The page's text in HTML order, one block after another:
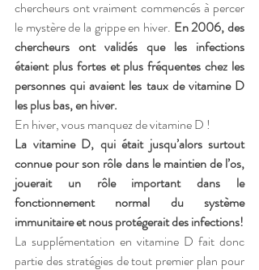
chercheurs ont vraiment commencés à percer
le mystère de la grippe en hiver. En 2006, des
chercheurs ont validés que les infections
étaient plus fortes et plus fréquentes chez les
personnes qui avaient les taux de vitamine D
les plus bas, en hiver.
En hiver, vous manquez de vitamine D !
La vitamine D, qui était jusqu’alors surtout
connue pour son rôle dans le maintien de l’os,
jouerait un rôle important dans le
fonctionnement normal du système
immunitaire et nous protégerait des infections!
La supplémentation en vitamine D fait donc